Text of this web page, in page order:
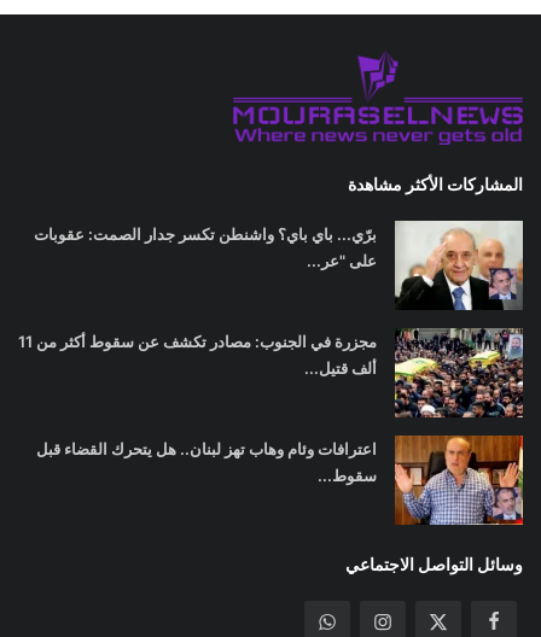
المشاركات الأكثر مشاهدة
برّي... باي باي؟ واشنطن تكسر جدار الصمت: عقوبات
على "عر...
مجزرة في الجنوب: مصادر تكشف عن سقوط أكثر من 11
ألف قتيل...
اعترافات وئام وهاب تهز لبنان.. هل يتحرك القضاء قبل
سقوط...
وسائل التواصل الاجتماعي